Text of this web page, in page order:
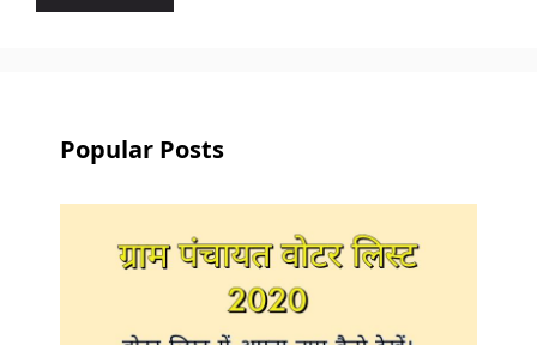
Popular Posts